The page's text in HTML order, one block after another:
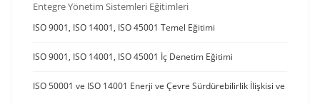
Entegre Yönetim Sistemleri Eğitimleri
ISO 9001, ISO 14001, ISO 45001 Temel Eğitimi
ISO 9001, ISO 14001, ISO 45001 İç Denetim Eğitimi
ISO 50001 ve ISO 14001 Enerji ve Çevre Sürdürebilirlik İlişkisi ve